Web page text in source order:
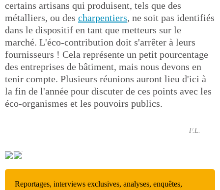
certains artisans qui produisent, tels que des
métalliers, ou des charpentiers, ne soit pas identifiés
dans le dispositif en tant que metteurs sur le
marché. L'éco-contribution doit s'arrêter à leurs
fournisseurs ! Cela représente un petit pourcentage
des entreprises de bâtiment, mais nous devons en
tenir compte. Plusieurs réunions auront lieu d'ici à
la fin de l'année pour discuter de ces points avec les
éco-organismes et les pouvoirs publics.
F.L.
Reportages, interviews exclusives, analyses, enquêtes,